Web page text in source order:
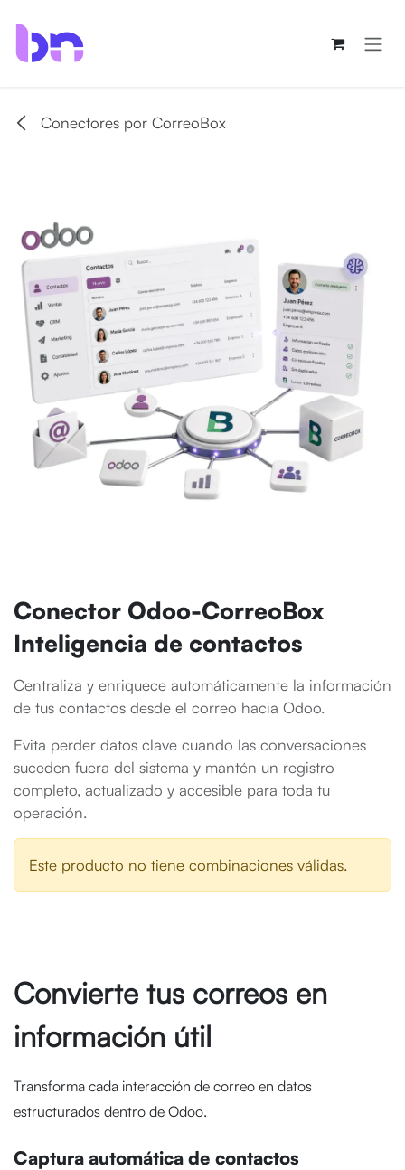
Conectores por CorreoBox
Conector Odoo-CorreoBox
Inteligencia de contactos
Centraliza y enriquece automáticamente la información
de tus contactos desde el correo hacia Odoo.
Evita perder datos clave cuando las conversaciones
suceden fuera del sistema y mantén un registro
completo, actualizado y accesible para toda tu
operación.
Este producto no tiene combinaciones válidas.
Convierte tus correos en
información útil
Transforma cada interacción de correo en datos
estructurados dentro de Odoo.
Captura automática de contactos